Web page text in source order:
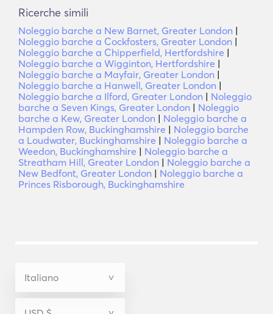
Ricerche simili
Noleggio barche a New Barnet, Greater London |
Noleggio barche a Cockfosters, Greater London |
Noleggio barche a Chipperfield, Hertfordshire |
Noleggio barche a Wigginton, Hertfordshire |
Noleggio barche a Mayfair, Greater London |
Noleggio barche a Hanwell, Greater London |
Noleggio barche a Ilford, Greater London | Noleggio
barche a Seven Kings, Greater London | Noleggio
barche a Kew, Greater London | Noleggio barche a
Hampden Row, Buckinghamshire | Noleggio barche
a Loudwater, Buckinghamshire | Noleggio barche a
Weedon, Buckinghamshire | Noleggio barche a
Streatham Hill, Greater London | Noleggio barche a
New Bedfont, Greater London | Noleggio barche a
Princes Risborough, Buckinghamshire